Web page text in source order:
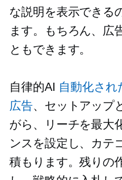
な説明を表示できる
ます。もちろん、広
ともできます。
自律的AI 自動化され
広告、セットアップ
がら、リーチを最大
ンスを設定し、カテ
積もります。残りの